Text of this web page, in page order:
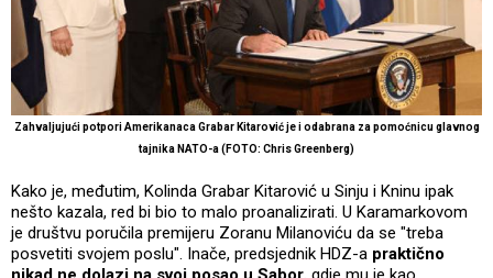
Zahvaljujući potpori Amerikanaca Grabar Kitarović je i odabrana za pomoćnicu glavnog
tajnika NATO-a (FOTO: Chris Greenberg)
Kako je, međutim, Kolinda Grabar Kitarović u Sinju i Kninu ipak
nešto kazala, red bi bio to malo proanalizirati. U Karamarkovom
je društvu poručila premijeru Zoranu Milanoviću da se "treba
posvetiti svojem poslu". Inače, predsjednik HDZ-a praktično